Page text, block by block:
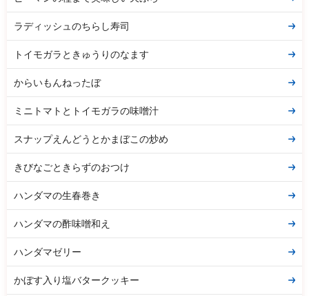
ラディッシュのちらし寿司
トイモガラときゅうりのなます
からいもんねったぼ
ミニトマトとトイモガラの味噌汁
スナップえんどうとかまぼこの炒め
きびなごときらずのおつけ
ハンダマの生春巻き
ハンダマの酢味噌和え
ハンダマゼリー
かぼす入り塩バタークッキー